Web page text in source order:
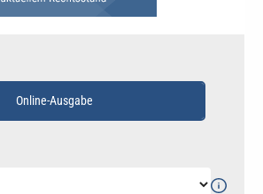
Online-Ausgabe